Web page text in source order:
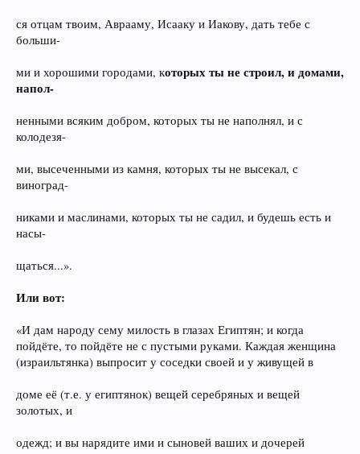
ся отцам твоим, Аврааму, Исааку и Иакову, дать тебе с
больши-
ми и хорошими городами, которых ты не строил, и домами,
напол-
ненными всяким добром, которых ты не наполнял, и с
колодезя-
ми, высеченными из камня, которых ты не высекал, с
виноград-
никами и маслинами, которых ты не садил, и будешь есть и
насы-
щаться...».
Или вот:
«И дам народу сему милость в глазах Египтян; и когда
пойдёте, то пойдёте не с пустыми руками. Каждая женщина
(израильтянка) выпросит у соседки своей и у живущей в
доме её (т.е. у египтянок) вещей серебряных и вещей
золотых, и
одежд; и вы нарядите ими и сыновей ваших и дочерей